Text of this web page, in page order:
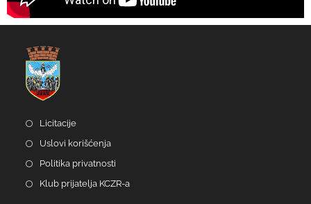
Licitacije
Uslovi korišćenja
Politika privatnosti
Klub prijatelja KCZR-a